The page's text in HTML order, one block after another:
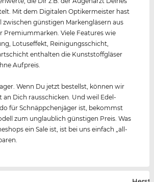
Mit dem Digitalen Optikermeister hast
zwischen günstigen Markengläsern aus
Premiummarken. Viele Features wie
Lotuseffekt, Reinigungsschicht,
enthalten die Kunststoffgläser
Aufpreis.
Wenn Du jetzt bestellst, können wir
an Dich rausschicken. Und weil Edel-
für Schnäppchenjäger ist, bekommst
zum unglaublich günstigen Preis. Was
ein Sale ist, ist bei uns einfach „all-